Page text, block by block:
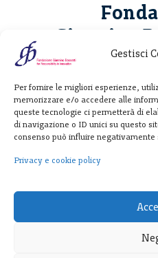
Gestisci
Per fornire le migliori esperienze,
memorizzare e/o accedere alle
queste tecnologie ci permetterà di
di navigazione o ID unici su questo
consenso può influire
Privacy e cookie policy
Giannino
20122
T. +39
F. + 39 02
p.i.